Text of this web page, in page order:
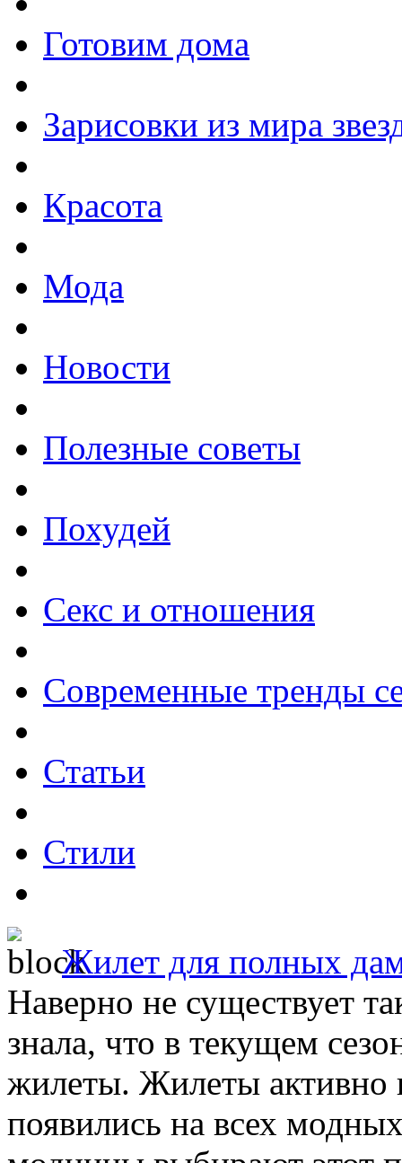
Готовим дома
Зарисовки из мира
Красота
Мода
Новости
Полезные советы
Похудей
Секс и отношения
Современные тренды
Статьи
Стили
Жилет для полных
Наверно не существует
знала, что в текущем
жилеты. Жилеты активно
появились на всех